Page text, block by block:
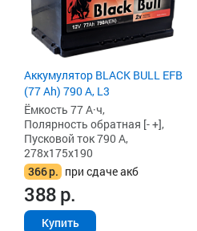
Аккумулятор BLACK BULL EFB
(77 Ah) 790 А, L3
Ёмкость 77 А·ч,
Полярность обратная [- +],
Пусковой ток 790 А,
278x175x190
366р. при сдаче акб
388р.
Купить